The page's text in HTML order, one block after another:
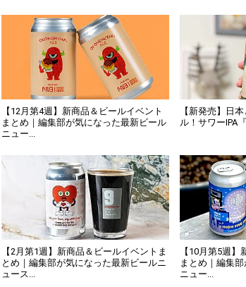
【12月第4週】新商品＆ビールイベント
まとめ｜編集部が気になった最新ビール
ニュー...
【新発売】日
ル！サワーIPA
【2月第1週】新商品＆ビールイベントま
とめ｜編集部が気になった最新ビールニ
ュース...
【10月第5週
まとめ｜編集
ニュー...